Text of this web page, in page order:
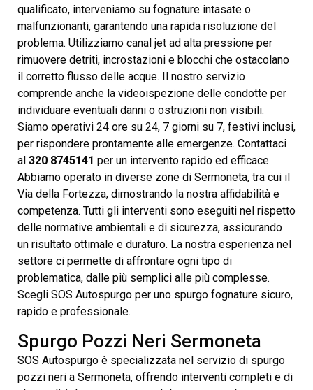
qualificato, interveniamo su fognature intasate o
malfunzionanti, garantendo una rapida risoluzione del
problema. Utilizziamo canal jet ad alta pressione per
rimuovere detriti, incrostazioni e blocchi che ostacolano
il corretto flusso delle acque. Il nostro servizio
comprende anche la videoispezione delle condotte per
individuare eventuali danni o ostruzioni non visibili.
Siamo operativi 24 ore su 24, 7 giorni su 7, festivi inclusi,
per rispondere prontamente alle emergenze. Contattaci
al 320 8745141 per un intervento rapido ed efficace.
Abbiamo operato in diverse zone di Sermoneta, tra cui il
Via della Fortezza, dimostrando la nostra affidabilità e
competenza. Tutti gli interventi sono eseguiti nel rispetto
delle normative ambientali e di sicurezza, assicurando
un risultato ottimale e duraturo. La nostra esperienza nel
settore ci permette di affrontare ogni tipo di
problematica, dalle più semplici alle più complesse.
Scegli SOS Autospurgo per uno spurgo fognature sicuro,
rapido e professionale.
Spurgo Pozzi Neri Sermoneta
SOS Autospurgo è specializzata nel servizio di spurgo
pozzi neri a Sermoneta, offrendo interventi completi e di